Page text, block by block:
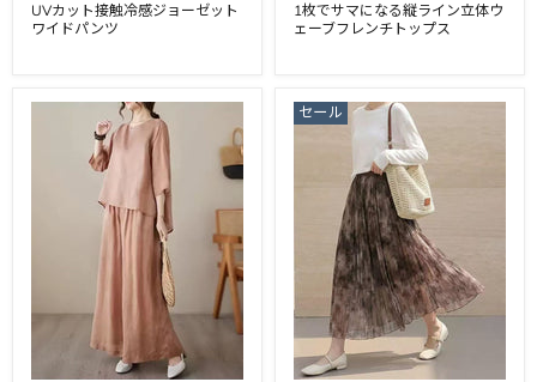
UVカット接触冷感ジョーゼット
ワイドパンツ
1枚でサマになる縦ライン立体ウ
ェーブフレンチトップス
セール